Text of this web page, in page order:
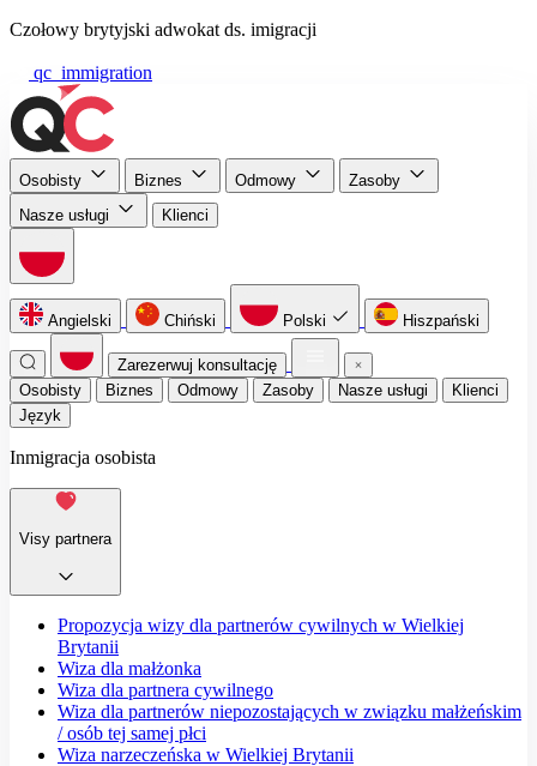
Czołowy brytyjski adwokat ds. imigracji
qc_immigration
Osobisty Biznes Odmowy
Zasoby
Nasze usługi
Klienci
Angielski Chiński Polski Hiszpański
Zarezerwuj konsultację
Osobisty
Biznes Odmowy Zasoby Nasze usługi
Klienci
Język
Inmigracja osobista
Visy partnera
Propozycja wizy dla partnerów cywilnych w Wielkiej
Brytanii
Wiza dla małżonka
Wiza dla partnera cywilnego
Wiza dla partnerów niepozostających w związku małżeńskim
/ osób tej samej płci
Wiza narzeczeńska w Wielkiej Brytanii